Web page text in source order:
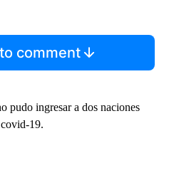
comment
pudo ingresar a dos naciones
19.